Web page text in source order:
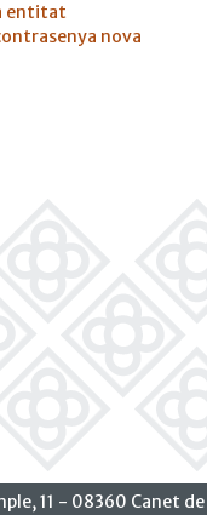
entitat
nova
11 - 08360 Canet